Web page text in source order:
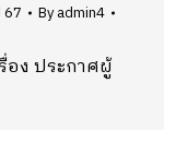
Byadmin4
อง ประกาศผู้